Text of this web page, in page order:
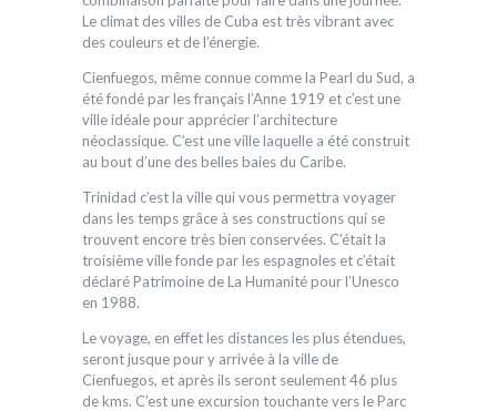
Le climat des villes de Cuba est très vibrant avec
des couleurs et de l’énergie.
Cienfuegos, même connue comme la Pearl du Sud, a
été fondé par les français l’Anne 1919 et c’est une
ville idéale pour apprécier l’architecture
néoclassique. C′est une ville laquelle a été construit
au bout d’une des belles baies du Caribe.
Trinidad c’est la ville qui vous permettra voyager
dans les temps grâce à ses constructions qui se
trouvent encore très bien conservées. C’était la
troisième ville fonde par les espagnoles et c’était
déclaré Patrimoine de La Humanité pour l’Unesco
en 1988.
Le voyage, en effet les distances les plus étendues,
seront jusque pour y arrivée à la ville de
Cienfuegos, et après ils seront seulement 46 plus
de kms. C’est une excursion touchante vers le Parc